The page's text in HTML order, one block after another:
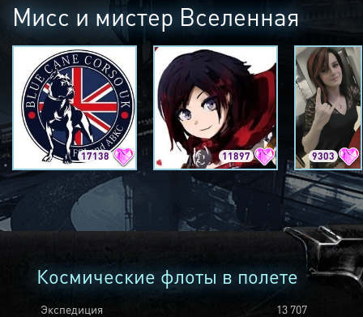
Мисс и мистер Вселенная
17138 11897 9303
Космические флоты в полете
Экспедиция
13 707